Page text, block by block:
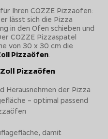
Ihren COZZE Pizzaofen:
lässt sich die Pizza
in den Ofen schieben und
COZZE Pizzaspatel
von 30 x 30 cm die
Pizzaöfen.
Pizzaöfen
Herausnehmen der Pizza
– optimal passend
damit